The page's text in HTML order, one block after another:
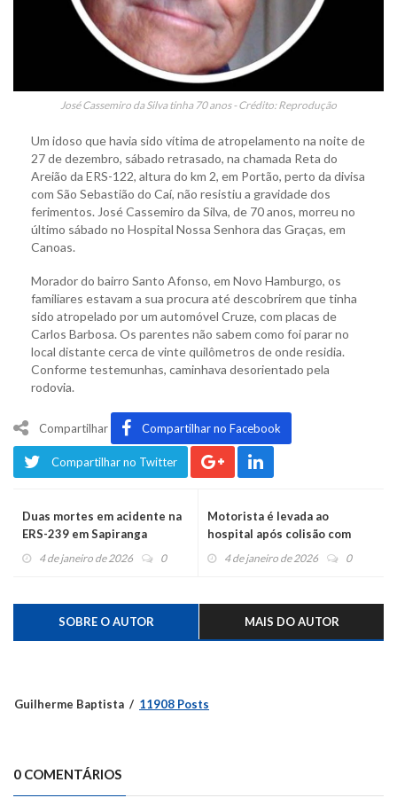
José Cassemiro da Silva tinha 70 anos - Crédito: Reprodução
Um idoso que havia sido vítima de atropelamento na noite de
27 de dezembro, sábado retrasado, na chamada Reta do
Areião da ERS-122, altura do km 2, em Portão, perto da divisa
com São Sebastião do Caí, não resistiu a gravidade dos
ferimentos. José Cassemiro da Silva, de 70 anos, morreu no
último sábado no Hospital Nossa Senhora das Graças, em
Canoas.
Morador do bairro Santo Afonso, em Novo Hamburgo, os
familiares estavam a sua procura até descobrirem que tinha
sido atropelado por um automóvel Cruze, com placas de
Carlos Barbosa. Os parentes não sabem como foi parar no
local distante cerca de vinte quilômetros de onde residia.
Conforme testemunhas, caminhava desorientado pela
rodovia.
Compartilhar Compartilhar no Facebook
Compartilhar no Twitter
Duas mortes em acidente na
ERS-239 em Sapiranga
4 de janeiro de 2026 0
Motorista é levada ao
hospital após colisão com
mureta4 de janeiro de 2026 0
SOBRE O AUTOR MAIS DO AUTOR
Guilherme Baptista 11908 Posts
0 COMENTÁRIOS